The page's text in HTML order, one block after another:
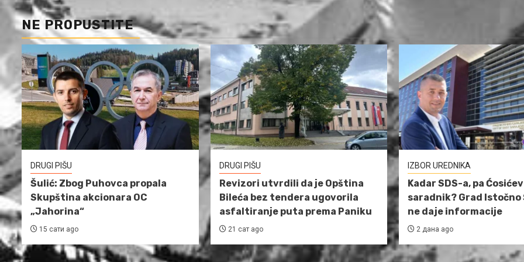
NE PROPUSTITE
DRUGI PIŠU
Šulić: Zbog Puhovca propala
Skupština akcionara OC
„Jahorina“
15 сати ago
DRUGI PIŠU
Revizori utvrdili da je Opština
Bileća bez tendera ugovorila
asfaltiranje puta prema Paniku
21 сат ago
IZBOR UREDNIKA
Kadar SDS-a, pa Ćosićev
saradnik? Grad Istočno
ne daje informacije
2 дана ago